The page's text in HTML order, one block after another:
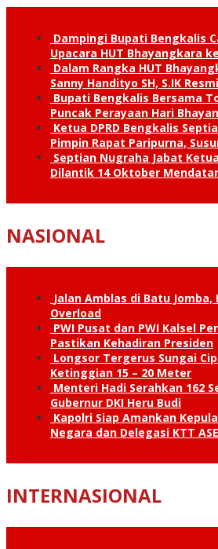
Dampingi Bupati Bengkalis
Upacara HUT Bhayangkara
Dalam Rangka HUT
Sanny Handityo SH, S.IK
Bupati Bengkalis Bersama
Puncak Perayaan Hari
Ketua DPRD Bengkalis
Pimpin Rapat Paripurna,
Septian Nugraha Jabat
Dilantik 14 Oktober
NASIONAL
Jalan Amblas di Batu Jomba,
Overload
PWI Pusat dan PWI Kalsel
Pastikan Kehadiran Presiden
Longsor Tergerus Sungai
Ketinggian 15 – 20 Meter
Menteri Hadi Serahkan 162
Gubernur DKI Heru Budi
Kapolri Siap Amankan
Negara dan Delegasi KTT
INTERNASIONAL